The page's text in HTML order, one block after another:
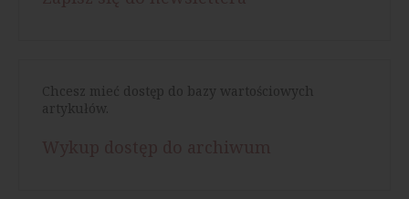
Chcesz mieć dostęp do bazy wartościowych
artykułów.